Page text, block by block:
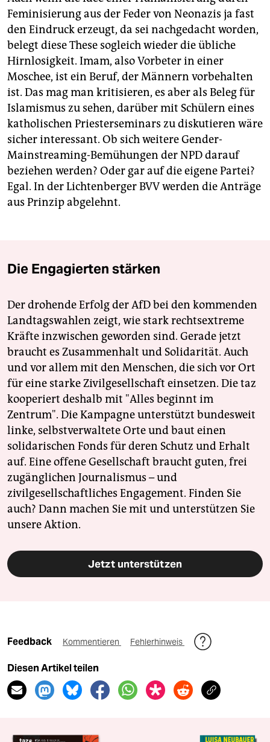
Feminisierung aus der Feder von Neonazis ja fast
den Eindruck erzeugt, da sei nachgedacht worden,
belegt diese These sogleich wieder die übliche
Hirnlosigkeit. Imam, also Vorbeter in einer
Moschee, ist ein Beruf, der Männern vorbehalten
ist. Das mag man kritisieren, es aber als Beleg für
Islamismus zu sehen, darüber mit Schülern eines
katholischen Priesterseminars zu diskutieren wäre
sicher interessant. Ob sich weitere Gender-
Mainstreaming-Bemühungen der NPD darauf
beziehen werden? Oder gar auf die eigene Partei?
Egal. In der Lichtenberger BVV werden die Anträge
aus Prinzip abgelehnt.
Die Engagierten stärken
Der drohende Erfolg der AfD bei den kommenden
Landtagswahlen zeigt, wie stark rechtsextreme
Kräfte inzwischen geworden sind. Gerade jetzt
braucht es Zusammenhalt und Solidarität. Auch
und vor allem mit den Menschen, die sich vor Ort
für eine starke Zivilgesellschaft einsetzen. Die taz
kooperiert deshalb mit "Alles beginnt im
Zentrum". Die Kampagne unterstützt bundesweit
linke, selbstverwaltete Orte und baut einen
solidarischen Fonds für deren Schutz und Erhalt
auf. Eine offene Gesellschaft braucht guten, frei
zugänglichen Journalismus – und
zivilgesellschaftliches Engagement. Finden Sie
auch? Dann machen Sie mit und unterstützen Sie
unsere Aktion.
Jetzt unterstützen
Feedback Kommentieren Fehlerhinweis
Diesen Artikel teilen